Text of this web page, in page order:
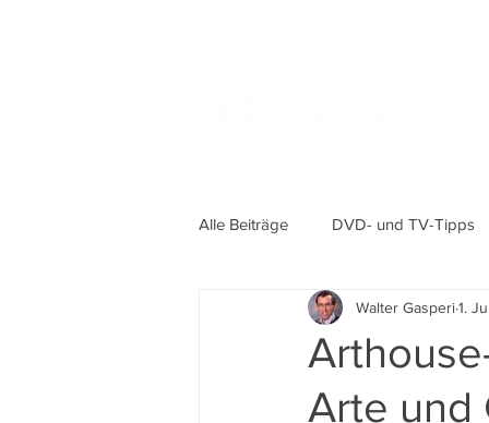
Alle Beiträge DVD- und TV-Tipps
Arte und
Walter Gasperi1.